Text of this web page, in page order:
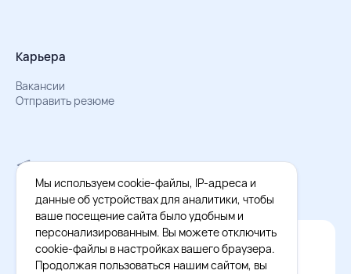
Карьера
Вакансии
Отправить резюме
Мы в Телеграм
Документы об обработке персональных данных
Охрана труда – результаты СОУТ
Официальное приложение Восток - Запад
Cкачайте бесплатное приложение
Мы используем cookie-файлы, IP-адреса и
данные об устройствах для аналитики, чтобы
ваше посещение сайта было удобным и
персонализированным. Вы можете отключить
cookie-файлы в настройках вашего браузера.
Продолжая пользоваться нашим сайтом, вы